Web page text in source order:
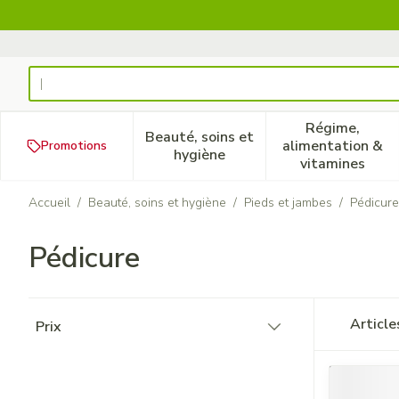
Rechercher
Promotions
Beauté, soins et
hygièneAfficher le sous-menu pour
Régime,
alimentation &
vitamines
Afficher
Accueil / Beauté, soins et hygiène / Pieds et jambes / Pédicure
Pédicure
Prix